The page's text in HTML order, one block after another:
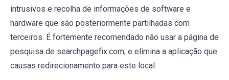
intrusivos e recolha de informações de software e
hardware que são posteriormente partilhadas com
terceiros. É fortemente recomendado não usar a página de
pesquisa de searchpagefix.com, e elimina a aplicação que
causas redirecionamento para este local.